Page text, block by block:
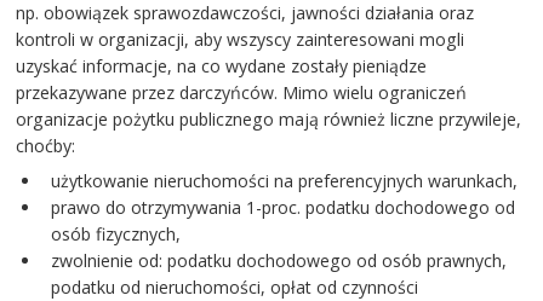
np. obowiązek sprawozdawczości, jawności działania oraz
kontroli w organizacji, aby wszyscy zainteresowani mogli
uzyskać informacje, na co wydane zostały pieniądze
przekazywane przez darczyńców. Mimo wielu ograniczeń
organizacje pożytku publicznego mają również liczne przywileje,
choćby:
użytkowanie nieruchomości na preferencyjnych warunkach,
prawo do otrzymywania 1-proc. podatku dochodowego od
osób fizycznych,
zwolnienie od: podatku dochodowego od osób prawnych,
podatku od nieruchomości, opłat od czynności